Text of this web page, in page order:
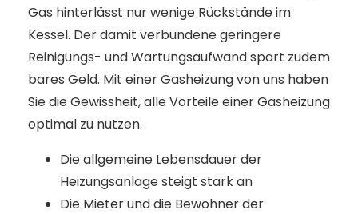
Gas hinterlässt nur wenige Rückstände im
Kessel. Der damit verbundene geringere
Reinigungs- und Wartungsaufwand spart zudem
bares Geld. Mit einer Gasheizung von uns haben
Sie die Gewissheit, alle Vorteile einer Gasheizung
optimal zu nutzen.
Die allgemeine Lebensdauer der
Heizungsanlage steigt stark an
Die Mieter und die Bewohner der